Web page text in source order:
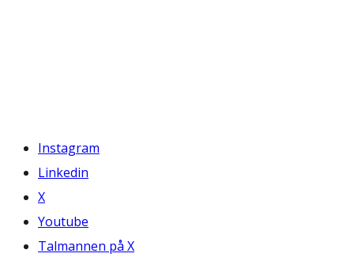
Instagram
Linkedin
X
Youtube
Talmannen på X